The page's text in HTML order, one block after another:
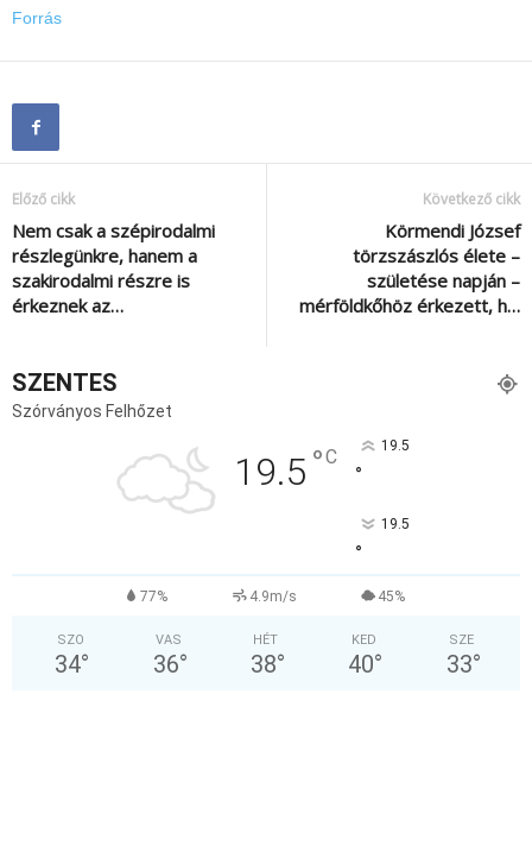
Forrás
Előző cikk
Nem csak a szépirodalmi
részlegünkre, hanem a
szakirodalmi részre is
érkeznek az…
Következő cikk
Körmendi József
törzszászlós élete –
születése napján –
mérföldkőhöz érkezett, h…
SZENTES
Szórványos Felhőzet
19.5 °C 19.5
°
19.5
°
77% 4.9m/s 45%
SZO
34°
VAS
36°
HÉT
38°
KED
40°
SZE
33°